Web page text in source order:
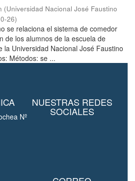
(Universidad Nacional José Faustino
26)
se relaciona el sistema de comedor
de los alumnos de la escuela de
la Universidad Nacional José Faustino
Métodos: se ...
Nº
NUESTRAS REDES
SOCIALES